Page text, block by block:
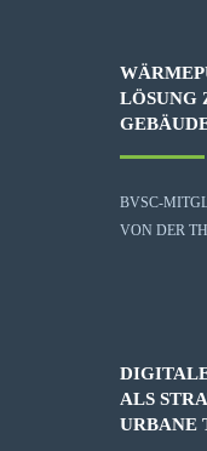
LÖSUNG
BVSC-
VON DER
ALS
URBANE